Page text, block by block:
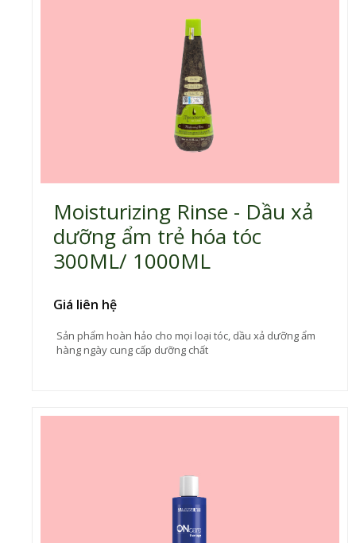
Moisturizing Rinse - Dầu xả
dưỡng ẩm trẻ hóa tóc
300ML/ 1000ML
Giá liên hệ
Sản phẩm hoàn hảo cho mọi loại tóc, dầu xả dưỡng ẩm
hàng ngày cung cấp dưỡng chất